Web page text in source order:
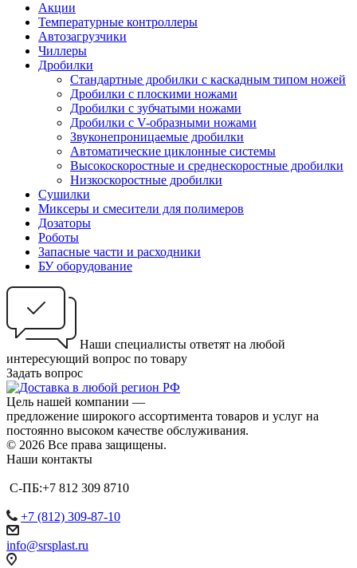
Акции
Температурные контроллеры
Автозагрузчики
Чиллеры
Дробилки
Стандартные дробилки с каскадным типом ножей
Дробилки с плоскими ножами
Дробилки с зубчатыми ножами
Дробилки с V-образными ножами
Звуконепроницаемые дробилки
Автоматические циклонные системы
Высокоскоростные и среднескоростные дробилки
Низкоскоростные дробилки
Сушилки
Миксеры и смесители для полимеров
Дозаторы
Роботы
Запасные части и расходники
БУ оборудование
Наши специалисты ответят на любой
интересующий вопрос по товару
Задать вопрос
Цель нашей компании —
предложение широкого ассортимента товаров и услуг на
постоянно высоком качестве обслуживания.
© 2026 Все права защищены.
Наши контакты
С-ПБ:+7 812 309 8710
+7 (812) 309-87-10
info@srsplast.ru